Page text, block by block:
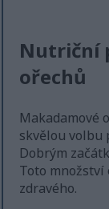
Nutriční
ořechů
Makadamové
skvělou volbu
Dobrým
Toto
zdravého.